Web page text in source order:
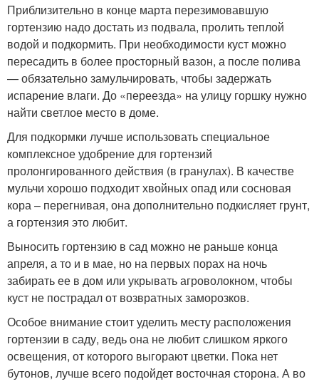
Приблизительно в конце марта перезимовавшую
гортензию надо достать из подвала, пролить теплой
водой и подкормить. При необходимости куст можно
пересадить в более просторный вазон, а после полива
— обязательно замульчировать, чтобы задержать
испарение влаги. До «переезда» на улицу горшку нужно
найти светлое место в доме.
Для подкормки лучше использовать специальное
комплексное удобрение для гортензий
пролонгированного действия (в гранулах). В качестве
мульчи хорошо подходит хвойных опад или сосновая
кора – перегнивая, она дополнительно подкисляет грунт,
а гортензия это любит.
Выносить гортензию в сад можно не раньше конца
апреля, а то и в мае, но на первых порах на ночь
забирать ее в дом или укрывать агроволокном, чтобы
куст не пострадал от возвратных заморозков.
Особое внимание стоит уделить месту расположения
гортензии в саду, ведь она не любит слишком яркого
освещения, от которого выгорают цветки. Пока нет
бутонов, лучше всего подойдет восточная сторона. А во